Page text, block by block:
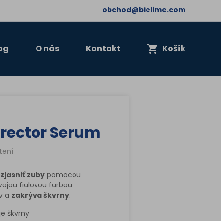
obchod@bielime.com
O nás Kontakt Košík
Serum
zuby pomocou
fialovou farbou
a zakrýva škvrny.
škvrny